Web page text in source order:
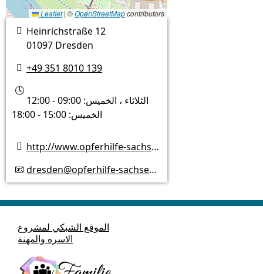
Leaflet | ©OpenStreetMapcontributors
 Heinrichstraße 12
01097 Dresden
 +49 351 8010 139
🕓
الثلاثاء ، الخميس: 09:00 - 12:00
الخميس: 15:00 - 18:00
 http://www.opferhilfe-sachsen.de
📧 dresden@opferhilfe-sachsen.de
الموقع الشبكي لمشروع
الاسره والمهنة